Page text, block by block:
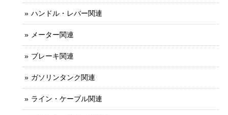
ハンドル・レバー関連
メーター関連
ブレーキ関連
ガソリンタンク関連
ライン・ケーブル関連